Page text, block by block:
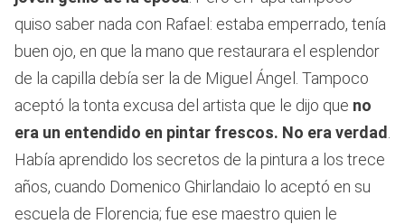
quiso saber nada con Rafael: estaba emperrado, tenía
buen ojo, en que la mano que restaurara el esplendor
de la capilla debía ser la de Miguel Ángel. Tampoco
aceptó la tonta excusa del artista que le dijo que no
era un entendido en pintar frescos. No era verdad
Había aprendido los secretos de la pintura a los trece
años, cuando Domenico Ghirlandaio lo aceptó en su
escuela de Florencia; fue ese maestro quien le